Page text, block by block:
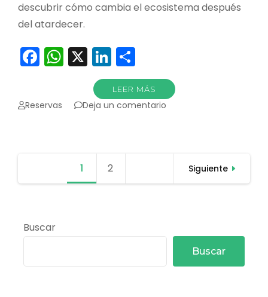
descubrir cómo cambia el ecosistema después
del atardecer.
Facebook
WhatsApp
X LinkedIn
LEER MÁS
Reservas Deja un comentario
PaginaciónPágina
1 Página
2 Siguiente
Buscar
Buscar